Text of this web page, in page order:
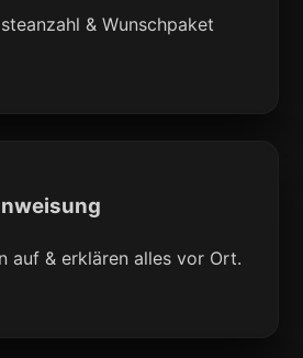
& Wunschpaket
auf & erklären alles vor Ort.